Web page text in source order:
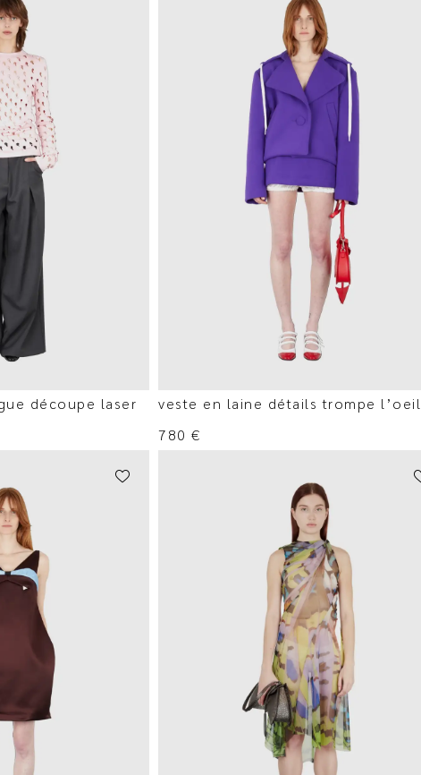
découpe laser
veste en laine détails trompe l’oeil
780 €